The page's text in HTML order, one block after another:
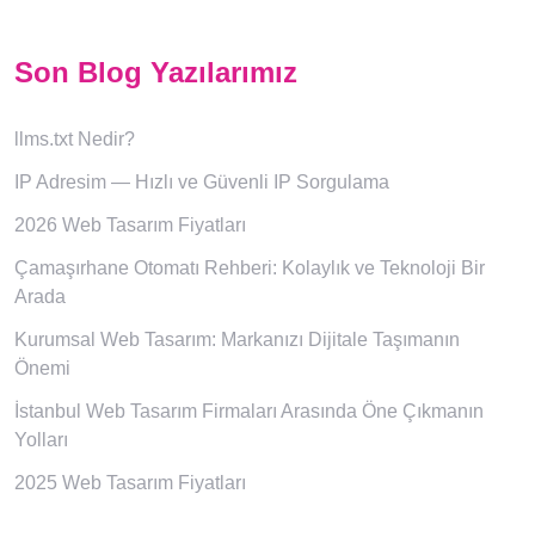
Son Blog Yazılarımız
llms.txt Nedir?
IP Adresim — Hızlı ve Güvenli IP Sorgulama
2026 Web Tasarım Fiyatları
Çamaşırhane Otomatı Rehberi: Kolaylık ve Teknoloji Bir
Arada
Kurumsal Web Tasarım: Markanızı Dijitale Taşımanın
Önemi
İstanbul Web Tasarım Firmaları Arasında Öne Çıkmanın
Yolları
2025 Web Tasarım Fiyatları